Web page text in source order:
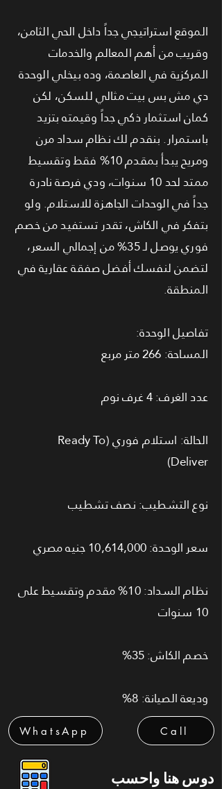
الموقع استراتيجي جداً داخل الحي الثامن،
وقريب من أهم المعالم والخدمات
المركزية في العاصمة، وده بيخلي الوحدة
دي مش بس بيت مثالي للسكن، لكن
كمان استثمار ذكي جداً وقيمته بتزيد
باستمرار. بنقدم لك نظام سداد مرن
ومريح يبدأ بمقدم 10% فقط وتقسيط
ممتد لحد 10 سنوات، ودي فرصة نادرة
جداً في الوحدات الجاهزة للاستلام. ولو
بتفكر في الكاش، تقدر تستفيد من خصم
فوري يوصل لـ 35% من إجمالي السعر،
لتضمن لنفسك أفضل صفقة عقارية في
المنطقة.
تفاصيل الوحدة:
المساحة: 266 متر مربع
عدد الغرف: 4 غرف نوم
الحالة: استلام فوري (Ready To
Deliver)
نوع التشطيب: نصف تشطيب
سعر الوحدة: 10,614,000 جنيه مصري
نظام السداد: 10% مقدم وتقسيط على
10 سنوات
خصم الكاش: 35%
وديعة الصيانة: 8%
WhatsApp Call
دوس هنا واحسب